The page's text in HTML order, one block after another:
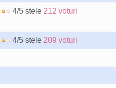
4/5 stele 212 voturi
4/5 stele 209 voturi